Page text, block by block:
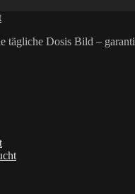
tägliche Dosis Bild –